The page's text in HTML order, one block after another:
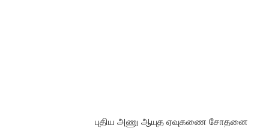
புதிய அணு ஆயுத ஏவுகணை சோதனை